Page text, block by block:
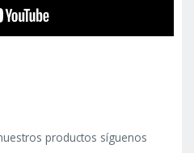
productos síguenos